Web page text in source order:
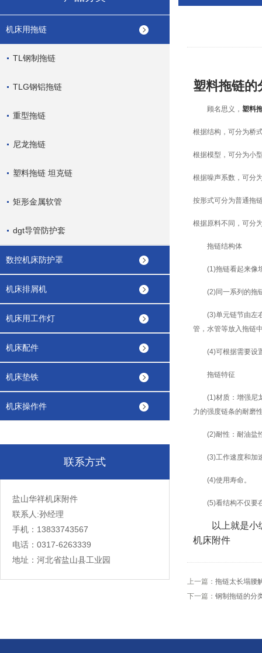
机床用拖链
TL钢制拖链
TLG钢铝拖链
重型拖链
尼龙拖链
塑料拖链 坦克链
矩形金属软管
dgt导管防护套
数控机床防护罩
机床排屑机
机床用工作灯
机床配件
机床垫铁
机床操作件
联系方式
盐山华祥机床附件
联系人:孙经理
手机：13833743567
电话：0317-6263339
地址：河北省盐山县工业园
塑料拖链的
顾名思义， 塑料
根据结构，可分为桥
根据模型，可分为小
根据噪声系数，可分
按形式可分为普通拖
根据原料不同，可分
拖链结构体
(1)拖链看起来像坦
(2)同一系列的拖链
(3)单元链节由左右
管，水管等放入拖链
(4)可根据需要设置
拖链特征
(1)材质：增强尼龙
力的强度链条的耐磨
(2)耐性：耐油盐性
(3)工作速度和加速
(4)使用寿命。
(5)看结构不仅要在
以上就是小
机床附件
上一篇： 拖链太长塌腰
下一篇： 钢制拖链的分